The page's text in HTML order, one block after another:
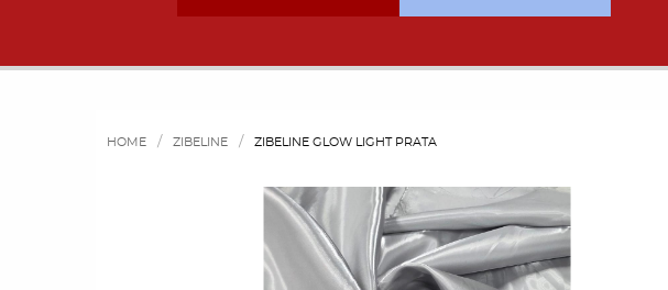
HOME ZIBELINE ZIBELINE GLOW LIGHT PRATA